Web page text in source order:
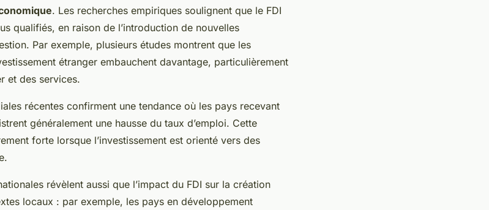
. Les recherches empiriques soulignent que le FDI
qualifiés, en raison de l’introduction de nouvelles
Par exemple, plusieurs études montrent que les
étranger embauchent davantage, particulièrement
et des services.
récentes confirment une tendance où les pays recevant
généralement une hausse du taux d’emploi. Cette
forte lorsque l’investissement est orienté vers des
révèlent aussi que l’impact du FDI sur la création
locaux : par exemple, les pays en développement